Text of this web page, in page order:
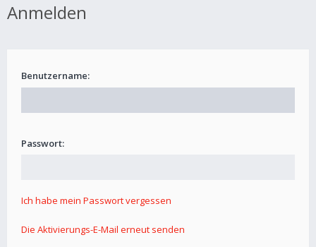
Anmelden
Benutzername:
Passwort:
Ich habe mein Passwort vergessen
Die Aktivierungs-E-Mail erneut senden